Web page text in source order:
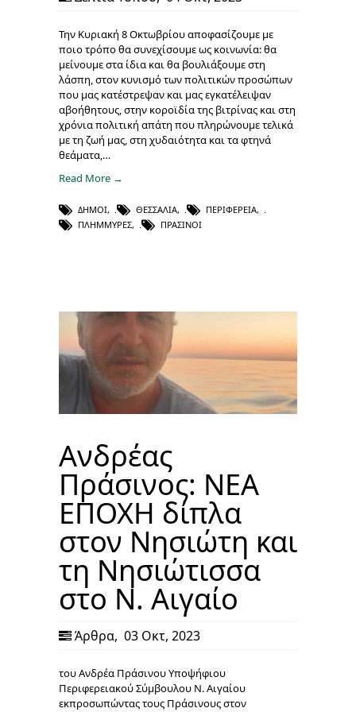
Την Κυριακή 8 Οκτωβρίου αποφασίζουμε με
ποιο τρόπο θα συνεχίσουμε ως κοινωνία: θα
μείνουμε στα ίδια και θα βουλιάξουμε στη
λάσπη, στον κυνισμό των πολιτικών προσώπων
που μας κατέστρεψαν και μας εγκατέλειψαν
αβοήθητους, στην κοροϊδία της βιτρίνας και στη
χρόνια πολιτική απάτη που πληρώνουμε τελικά
με τη ζωή μας, στη χυδαιότητα και τα φτηνά
θεάματα,…
Read More →
ΔΉΜΟΙ, ΘΕΣΣΑΛΊΑ, ΠΕΡΙΦΈΡΕΙΑ,
ΠΛΗΜΜΎΡΕΣ, ΠΡΆΣΙΝΟΙ
Ανδρέας
Πράσινος: ΝΕΑ
ΕΠΟΧΗ δίπλα
στον Νησιώτη και
τη Νησιώτισσα
στο Ν. Αιγαίο
Άρθρα, 03 Οκτ, 2023
του Ανδρέα Πράσινου Υποψήφιου
Περιφερειακού Σύμβουλου Ν. Αιγαίου
εκπροσωπώντας τους Πράσινους στον